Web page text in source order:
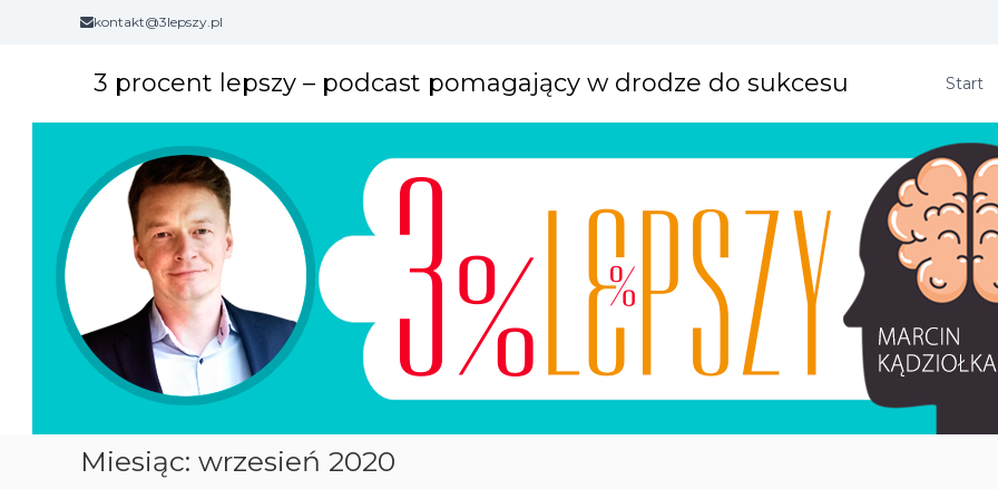
kontakt@3lepszy.pl
3 procent lepszy – podcast pomagający w drodze do sukcesu Start
Miesiąc: wrzesień 2020